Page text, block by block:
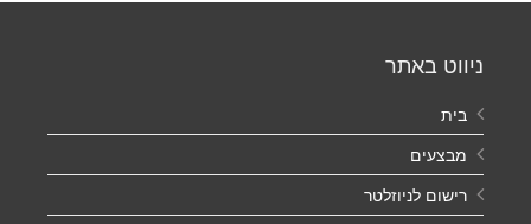
ניווט באתר
בית
מבצעים
רישום לניוזלטר